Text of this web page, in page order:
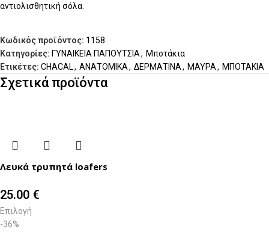
αντιολισθητική σόλα.
Κωδικός προϊόντος: 1158
Κατηγορίες: ΓΥΝΑΙΚΕΙΑ ΠΑΠΟΥΤΣΙΑ, Μποτάκια
Ετικέτες: CHACAL, ΑΝΑΤΟΜΙΚΑ, ΔΕΡΜΑΤΙΝΑ, ΜΑΥΡΑ, ΜΠΟΤΑΚΙΑ
Σχετικά προϊόντα
Λευκά τρυπητά loafers
25.00 €
Επιλογή
-36%